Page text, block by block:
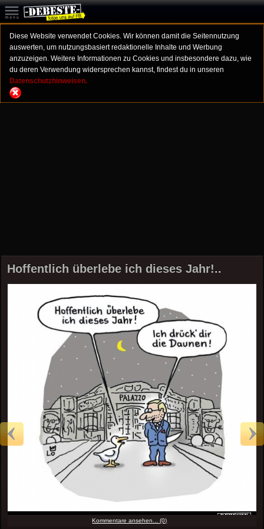
Diese Website verwendet Cookies. Wir können damit die Seitennutzung
auswerten, um nutzungsbasiert redaktionelle Inhalte und Werbung
anzuzeigen. Weitere Informationen zu Cookies und insbesondere dazu, wie
du deren Verwendung widersprechen kannst, findest du in unseren
Datenschutzhinweisen.
Hoffentlich überlebe ich dieses Jahr!..
Kommentare ansehen... (0)